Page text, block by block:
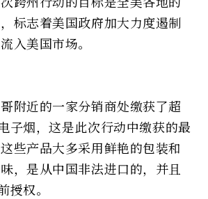
标志着美国政府加大力度遏制
入美国市场。
附近的一家分销商处缴获了超
子烟，这是此次行动中缴获的最
些产品大多采用鲜艳的包装和
，是从中国非法进口的，并且
权。